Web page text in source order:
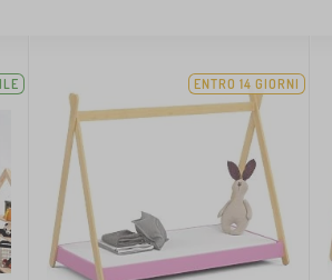
ENTRO 14 GIORNI